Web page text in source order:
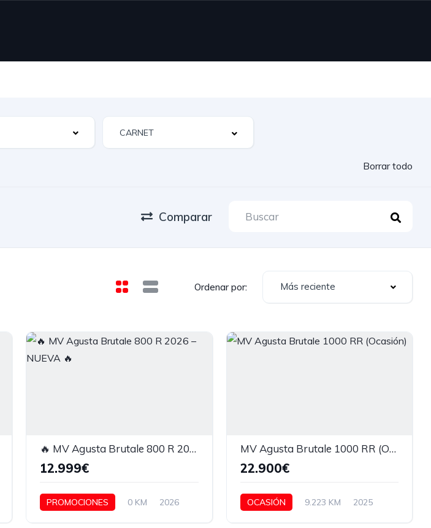
Borrar todo
Comparar
Ordenar por: Más reciente
🔥 MV Agusta Brutale 800 R 2026 – NUEVA 🔥
12.999€
PROMOCIONES 0 KM 2026
MV Agusta Brutale 1000 RR (Ocasión)
22.900€
OCASIÓN 9.223 KM 2025